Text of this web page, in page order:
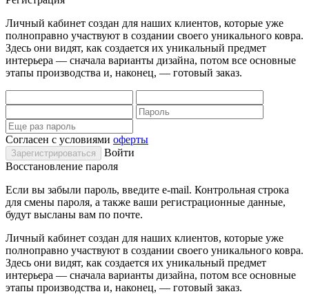
Личный кабинет создан для наших клиентов, которые уже
полноправно участвуют в создании своего уникального ковра.
Здесь они видят, как создается их уникальный предмет
интерьера — сначала варианты дизайна, потом все основные
этапы производства и, наконец, — готовый заказ.
Согласен с условиями оферты
Войти
Восстановление пароля
Если вы забыли пароль, введите e-mail. Контрольная строка
для смены пароля, а также ваши регистрационные данные,
будут высланы вам по почте.
Личный кабинет создан для наших клиентов, которые уже
полноправно участвуют в создании своего уникального ковра.
Здесь они видят, как создается их уникальный предмет
интерьера — сначала варианты дизайна, потом все основные
этапы производства и, наконец, — готовый заказ.